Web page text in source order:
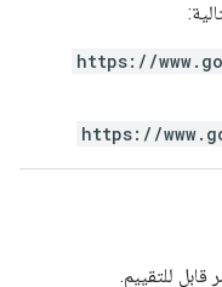
https://
https://
للتقييم.